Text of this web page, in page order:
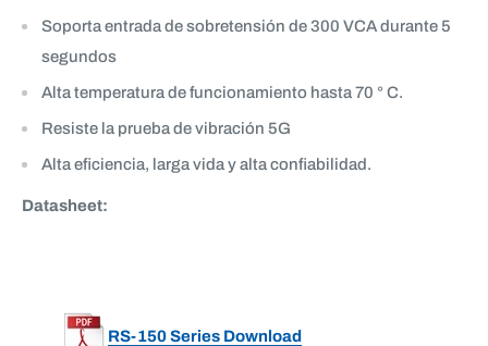
Soporta entrada de sobretensión de 300 VCA durante 5
segundos
Alta temperatura de funcionamiento hasta 70 ° C.
Resiste la prueba de vibración 5G
Alta eficiencia, larga vida y alta confiabilidad.
Datasheet:
RS-150 Series Download